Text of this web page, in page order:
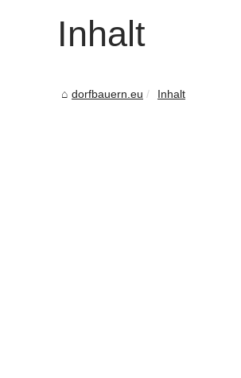
Inhalt
dorfbauern.eu Inhalt